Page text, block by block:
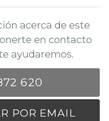
acerca de este
en contacto
ayudaremos.
620
POR EMAIL